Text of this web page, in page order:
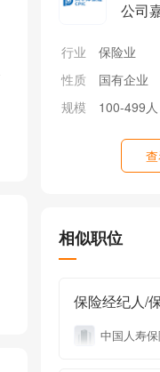
公司
行业
保险业
性质
国有企业
规模
100-499人
相似职位